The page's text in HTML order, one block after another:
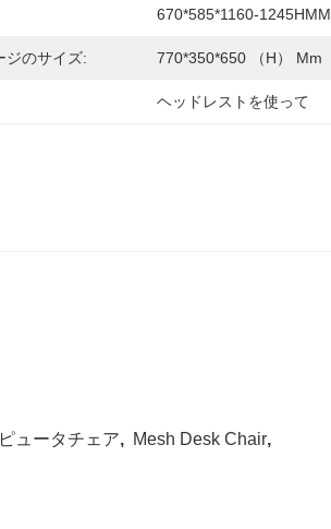
670*585*1160-1245HMM
ジのサイズ: 770*350*650 （H） Mm
ヘッドレストを使って
ュータチェア, Mesh Desk Chair,